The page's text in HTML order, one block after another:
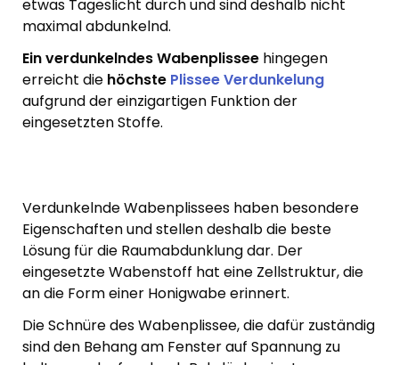
etwas Tageslicht durch und sind deshalb nicht
maximal abdunkelnd.
Ein verdunkelndes Wabenplissee hingegen
erreicht die höchste Plissee Verdunkelung
aufgrund der einzigartigen Funktion der
eingesetzten Stoffe.
Verdunkelnde Wabenplissees haben besondere
Eigenschaften und stellen deshalb die beste
Lösung für die Raumabdunklung dar. Der
eingesetzte Wabenstoff hat eine Zellstruktur, die
an die Form einer Honigwabe erinnert.
Die Schnüre des Wabenplissee, die dafür zuständig
sind den Behang am Fenster auf Spannung zu